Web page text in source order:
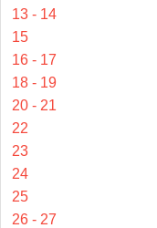
13 - 14
15
16 - 17
18 - 19
20 - 21
22
23
24
25
26 - 27